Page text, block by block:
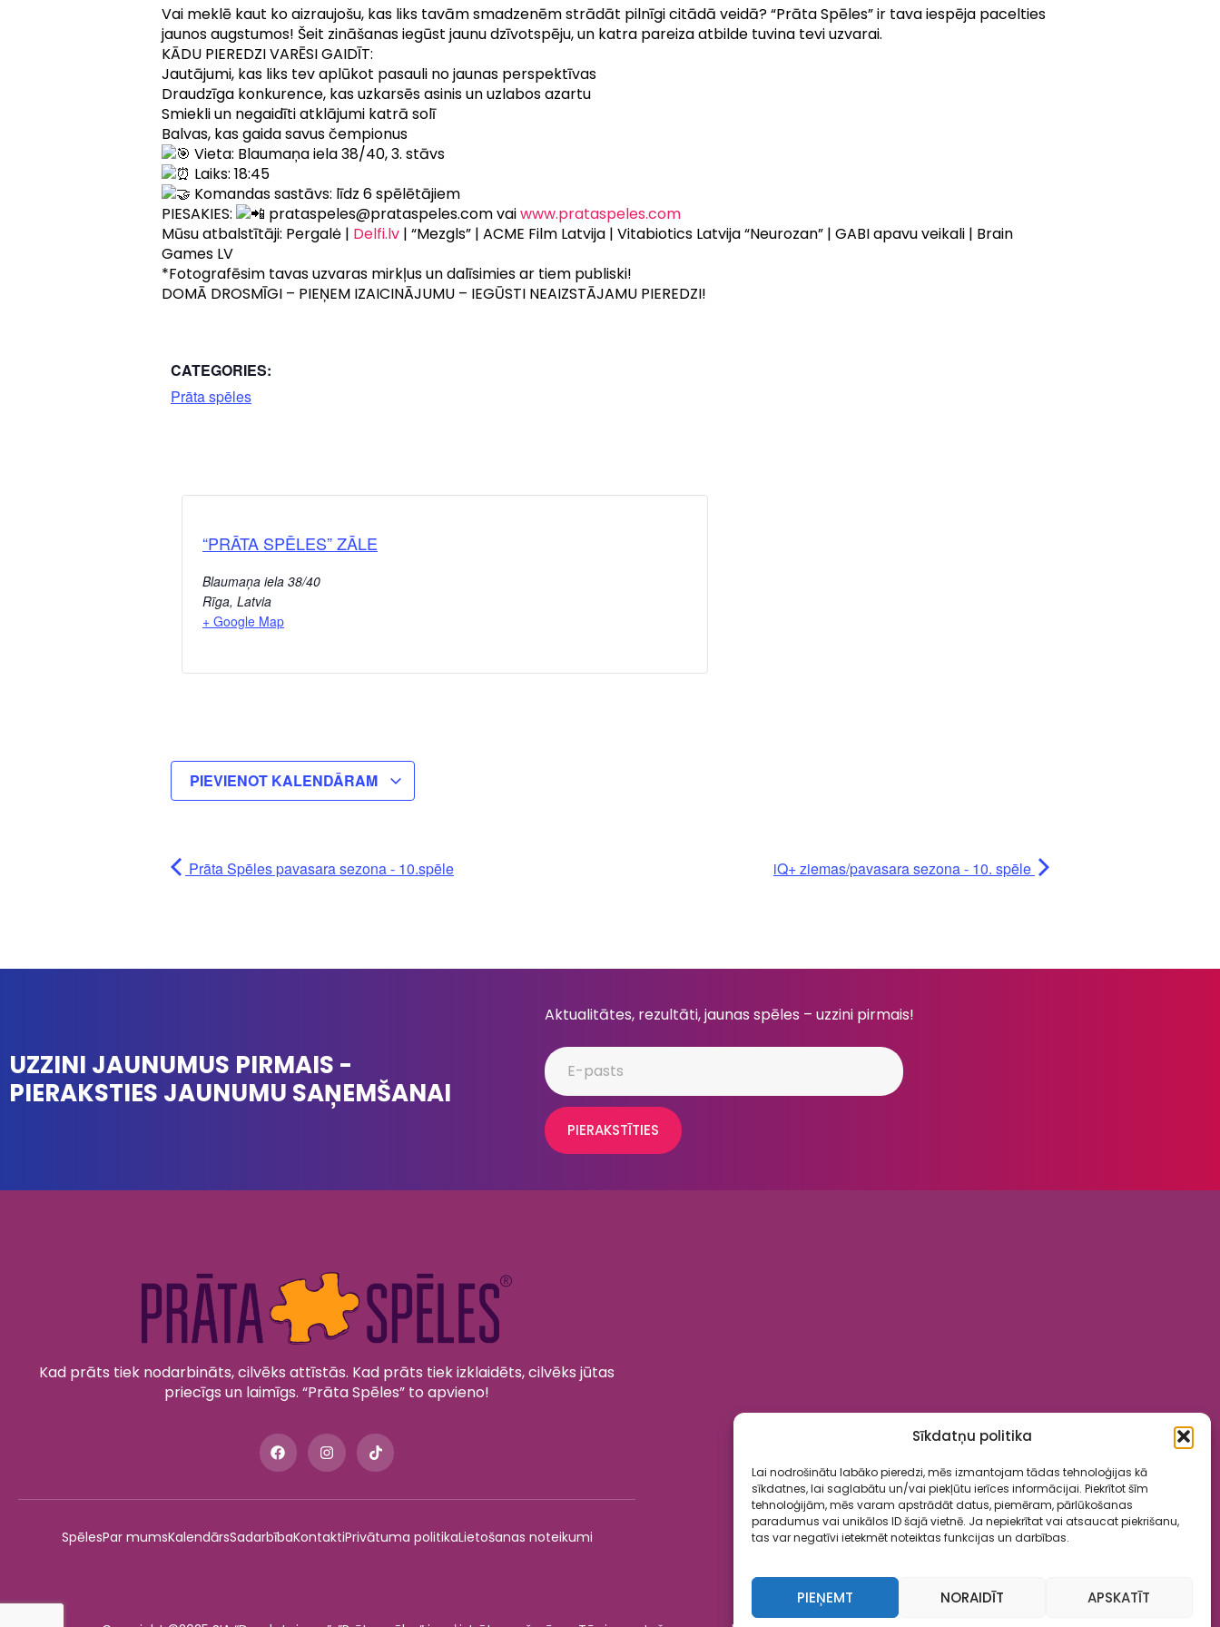
Sīkdatņu politika
Lai nodrošinātu labāko pieredzi, mēs izmantojam tādas tehnoloģijas kā
sīkdatnes, lai saglabātu un/vai piekļūtu ierīces informācijai. Piekrītot šīm
tehnoloģijām, mēs varam apstrādāt datus, piemēram, pārlūkošanas
paradumus vai unikālos ID šajā vietnē. Ja nepiekrītat vai atsaucat piekrišanu,
tas var negatīvi ietekmēt noteiktas funkcijas un darbības.
PIEŅEMT NORAIDĪT APSKATĪT
Vai meklē kaut ko aizraujošu, kas liks tavām smadzenēm strādāt pilnīgi citādā veidā? “Prāta Spēles” ir tava iespēja pacelties
jaunos augstumos! Šeit zināšanas iegūst jaunu dzīvotspēju, un katra pareiza atbilde tuvina tevi uzvarai.
KĀDU PIEREDZI VARĒSI GAIDĪT:
Jautājumi, kas liks tev aplūkot pasauli no jaunas perspektīvas
Draudzīga konkurence, kas uzkarsēs asinis un uzlabos azartu
Smiekli un negaidīti atklājumi katrā solī
Balvas, kas gaida savus čempionus
Vieta: Blaumaņa iela 38/40, 3. stāvs
Laiks: 18:45
Komandas sastāvs: līdz 6 spēlētājiem
PIESAKIES:
prataspeles@prataspeles.com vaiwww.prataspeles.com
Mūsu atbalstītāji: Pergalė | Delfi.lv | “Mezgls” | ACME Film Latvija | Vitabiotics Latvija “Neurozan” | GABI apavu veikali | Brain
Games LV
*Fotografēsim tavas uzvaras mirkļus un dalīsimies ar tiem publiski!
DOMĀ DROSMĪGI – PIEŅEM IZAICINĀJUMU – IEGŪSTI NEAIZSTĀJAMU PIEREDZI!
CATEGORIES:
Prāta spēles
“PRĀTA SPĒLES” ZĀLE
Blaumaņa iela 38/40
Rīga, Latvia
+ Google Map
PIEVIENOT KALENDĀRAM
Prāta Spēles pavasara sezona - 10.spēle iQ+ ziemas/pavasara sezona - 10. spēle
UZZINI JAUNUMUS PIRMAIS -
PIERAKSTIES JAUNUMU SAŅEMŠANAI
Aktualitātes, rezultāti, jaunas spēles – uzzini pirmais!
PIERAKSTĪTIES
Kad prāts tiek nodarbināts, cilvēks attīstās. Kad prāts tiek izklaidēts, cilvēks jūtas
priecīgs un laimīgs. “Prāta Spēles” to apvieno!
SpēlesPar mumsKalendārsSadarbībaKontaktiPrivātuma politikaLietošanas noteikumi